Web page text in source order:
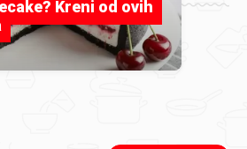
Kreni od ovih